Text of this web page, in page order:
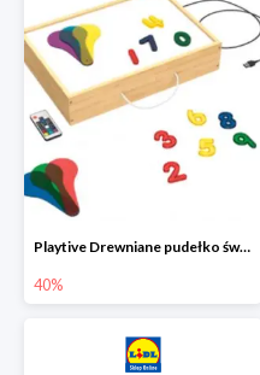
Playtive Drewniane pudełko świetlne MONTESSORI
40%